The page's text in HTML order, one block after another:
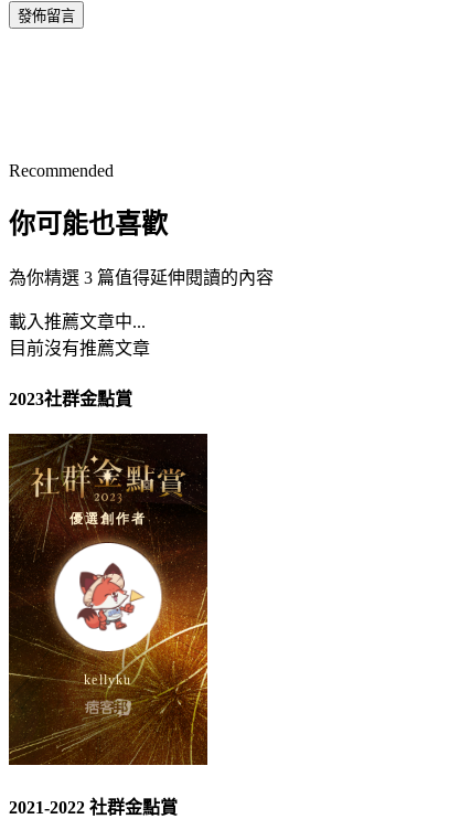
發佈留言
Recommended
你可能也喜歡
為你精選 3 篇值得延伸閱讀的內容
載入推薦文章中...
目前沒有推薦文章
2023社群金點賞
2021-2022 社群金點賞